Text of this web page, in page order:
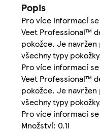
Popis
Pro více informací
Veet Professional™
pokožce. Je
všechny typy
Pro více informací
Veet Professional™
pokožce. Je
všechny typy
Pro více informací
Množství: 0.1l